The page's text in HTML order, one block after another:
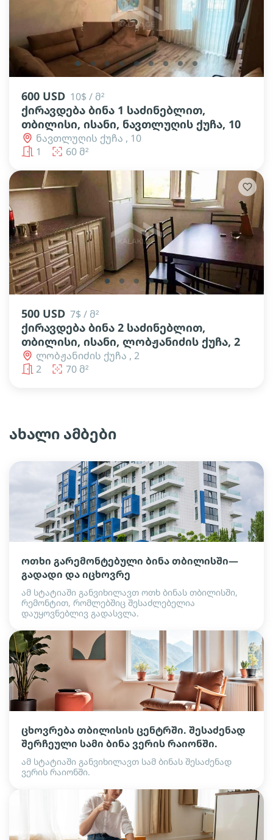
lens lens lens lens lens lens lens lens lens
600 USD 10$ / მ²
ქირავდება ბინა 1 საძინებლით,
თბილისი, ისანი, ნავთლუღის ქუჩა, 10
ნავთლუღის ქუჩა , 10
1
60 მ²
lens lens lens lens lens
500 USD 7$ / მ²
ქირავდება ბინა 2 საძინებლით,
თბილისი, ისანი, ლობჟანიძის ქუჩა, 2
ლობჟანიძის ქუჩა , 2
2
70 მ²
ახალი ამბები
ოთხი გარემონტებული ბინა თბილისში—
გადადი და იცხოვრე
ამ სტატიაში განვიხილავთ ოთხ ბინას თბილისში,
რემონტით, რომლებშიც შესაძლებელია
დაუყოვნებლივ გადასვლა.
ცხოვრება თბილისის ცენტრში. შესაძენად
შერჩეული სამი ბინა ვერის რაიონში.
ამ სტატიაში განვიხილავთ სამ ბინას შესაძენად
ვერის რაიონში.